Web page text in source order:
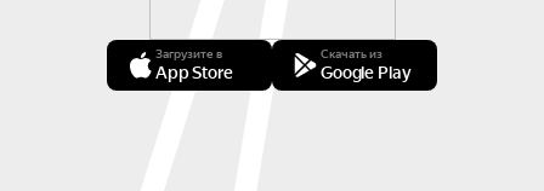
Загрузите в
App Store
Скачать из
Google Play